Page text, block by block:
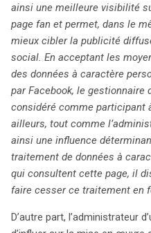
ainsi une meilleure visibilité
page fan et permet, dans le
mieux cibler la publicité
social. En acceptant les
des données à caractère
par Facebook, le gestionnaire
considéré comme participant
ailleurs, tout comme
ainsi une influence
traitement de données à
qui consultent cette page, il
faire cesser ce traitement en
D’autre part, l’administrateur